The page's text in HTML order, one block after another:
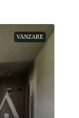
VANZARE